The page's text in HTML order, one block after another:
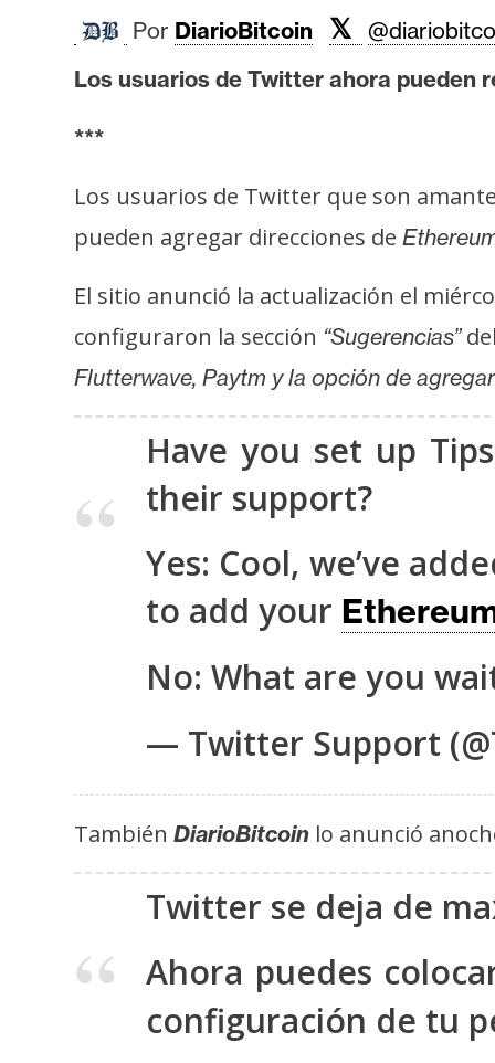
s
o
t
s
d
P
r
s
e
c
s
Por DiarioBitcoin 𝕏
Los usuarios de Twitter ahora pueden
***
Los usuarios de Twitter que son
pueden agregar direcciones de
El sitio anunció la actualización el
configuraron la sección “Sugerencias”
Flutterwave, Paytm y la opción de
Have you set up
their support?
Yes: Cool, we’ve
to add your
No: What are you
— Twitter Support
También DiarioBitcoin lo anunció
Twitter se deja de
Ahora puedes
configuración de tu